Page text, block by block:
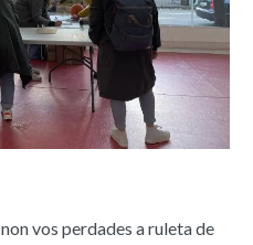
vos perdades a ruleta de